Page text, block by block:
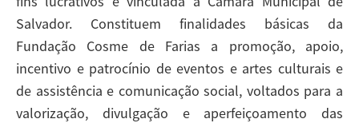
Salvador. Constituem finalidades básicas da
Fundação Cosme de Farias a promoção, apoio,
incentivo e patrocínio de eventos e artes culturais e
de assistência e comunicação social, voltados para a
valorização, divulgação e aperfeiçoamento das